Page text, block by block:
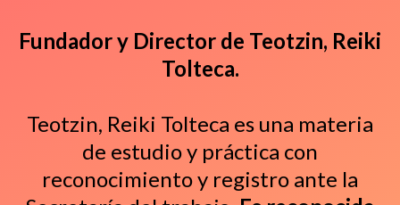
Fundador y Director de Teotzin, Reiki
Tolteca.
Teotzin, Reiki Tolteca es una materia
de estudio y práctica con
reconocimiento y registro ante la